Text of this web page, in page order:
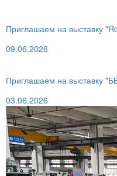
Приглашаем на выставку
09.06.2026
Приглашаем на выставку
03.06.2026